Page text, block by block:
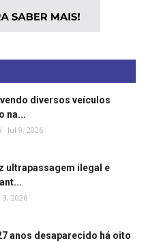
diversos veículos
na...
Jul 9, 2026
ultrapassagem ilegal e
3, 2026
anos desaparecido há oito